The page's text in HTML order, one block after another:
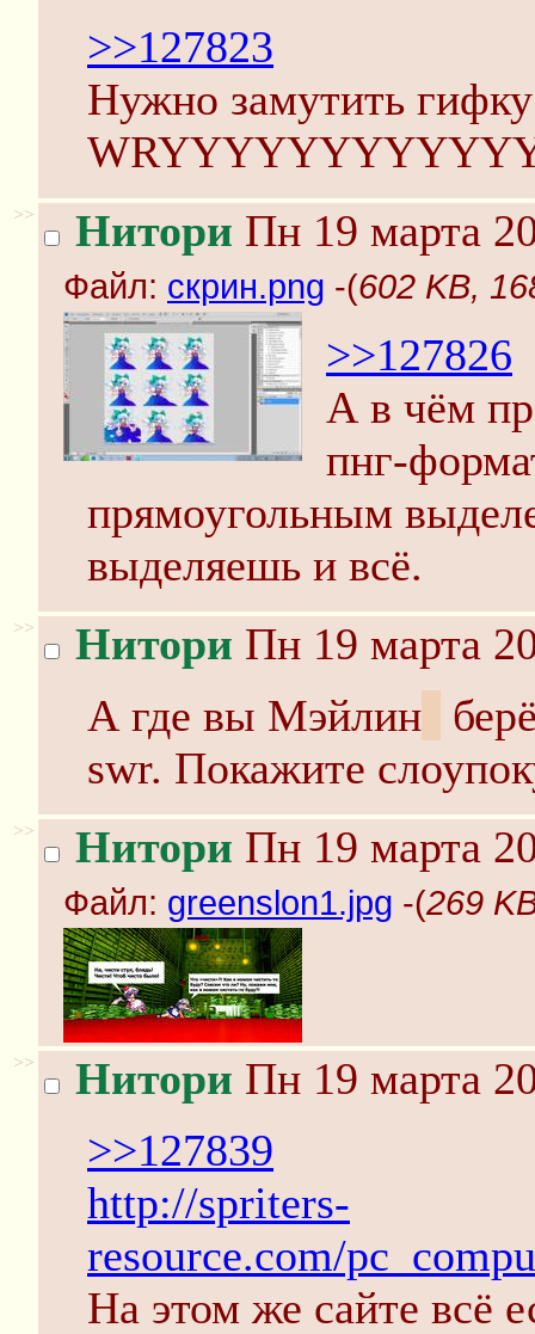
>>127823
Нужно замутить
>> Нитори Пн 19 марта
Файл: скрин.png -(602 KB,
>>127826
А в чём
пнг-
прямоугольным
выделяешь и всё.
>> Нитори Пн 19 марта
А где вы Мэйлин
swr. Покажите
>> Нитори Пн 19 марта
Файл: greenslon1.jpg -(269
>> Нитори Пн 19 марта
>>127839
http://spriters-
resource.com/
На этом же сайте всё